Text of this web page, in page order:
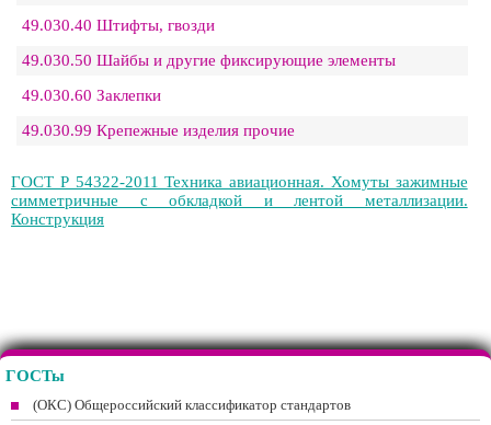
49.030.40 Штифты, гвозди
49.030.50 Шайбы и другие фиксирующие элементы
49.030.60 Заклепки
49.030.99 Крепежные изделия прочие
ГОСТ Р 54322-2011 Техника авиационная. Хомуты зажимные
симметричные с обкладкой и лентой металлизации.
Конструкция
ГОСТы
(ОКС) Общероссийский классификатор стандартов